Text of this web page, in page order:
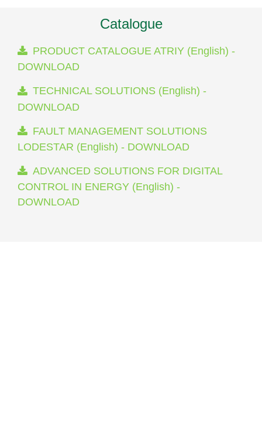
Catalogue
PRODUCT CATALOGUE ATRIY (English) -
DOWNLOAD
TECHNICAL SOLUTIONS (English) -
DOWNLOAD
FAULT MANAGEMENT SOLUTIONS
LODESTAR (English) - DOWNLOAD
ADVANCED SOLUTIONS FOR DIGITAL
CONTROL IN ENERGY (English) -
DOWNLOAD